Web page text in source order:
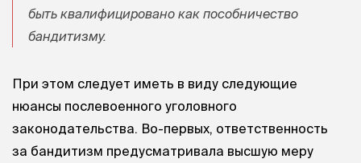
быть квалифицировано как пособничество
бандитизму.
При этом следует иметь в виду следующие
нюансы послевоенного уголовного
законодательства. Во-первых, ответственность
за бандитизм предусматривала высшую меру